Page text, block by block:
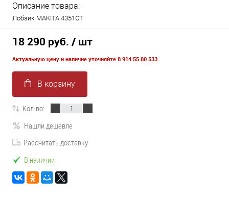
Описание товара:
Лобзик MAKITA 4351СТ
18 290 руб. / шт
Актуальную цену и наличие уточняйте 8 914 55 80 533
В корзину
Кол-во:
Нашли дешевле
Рассчитать доставку
В наличии